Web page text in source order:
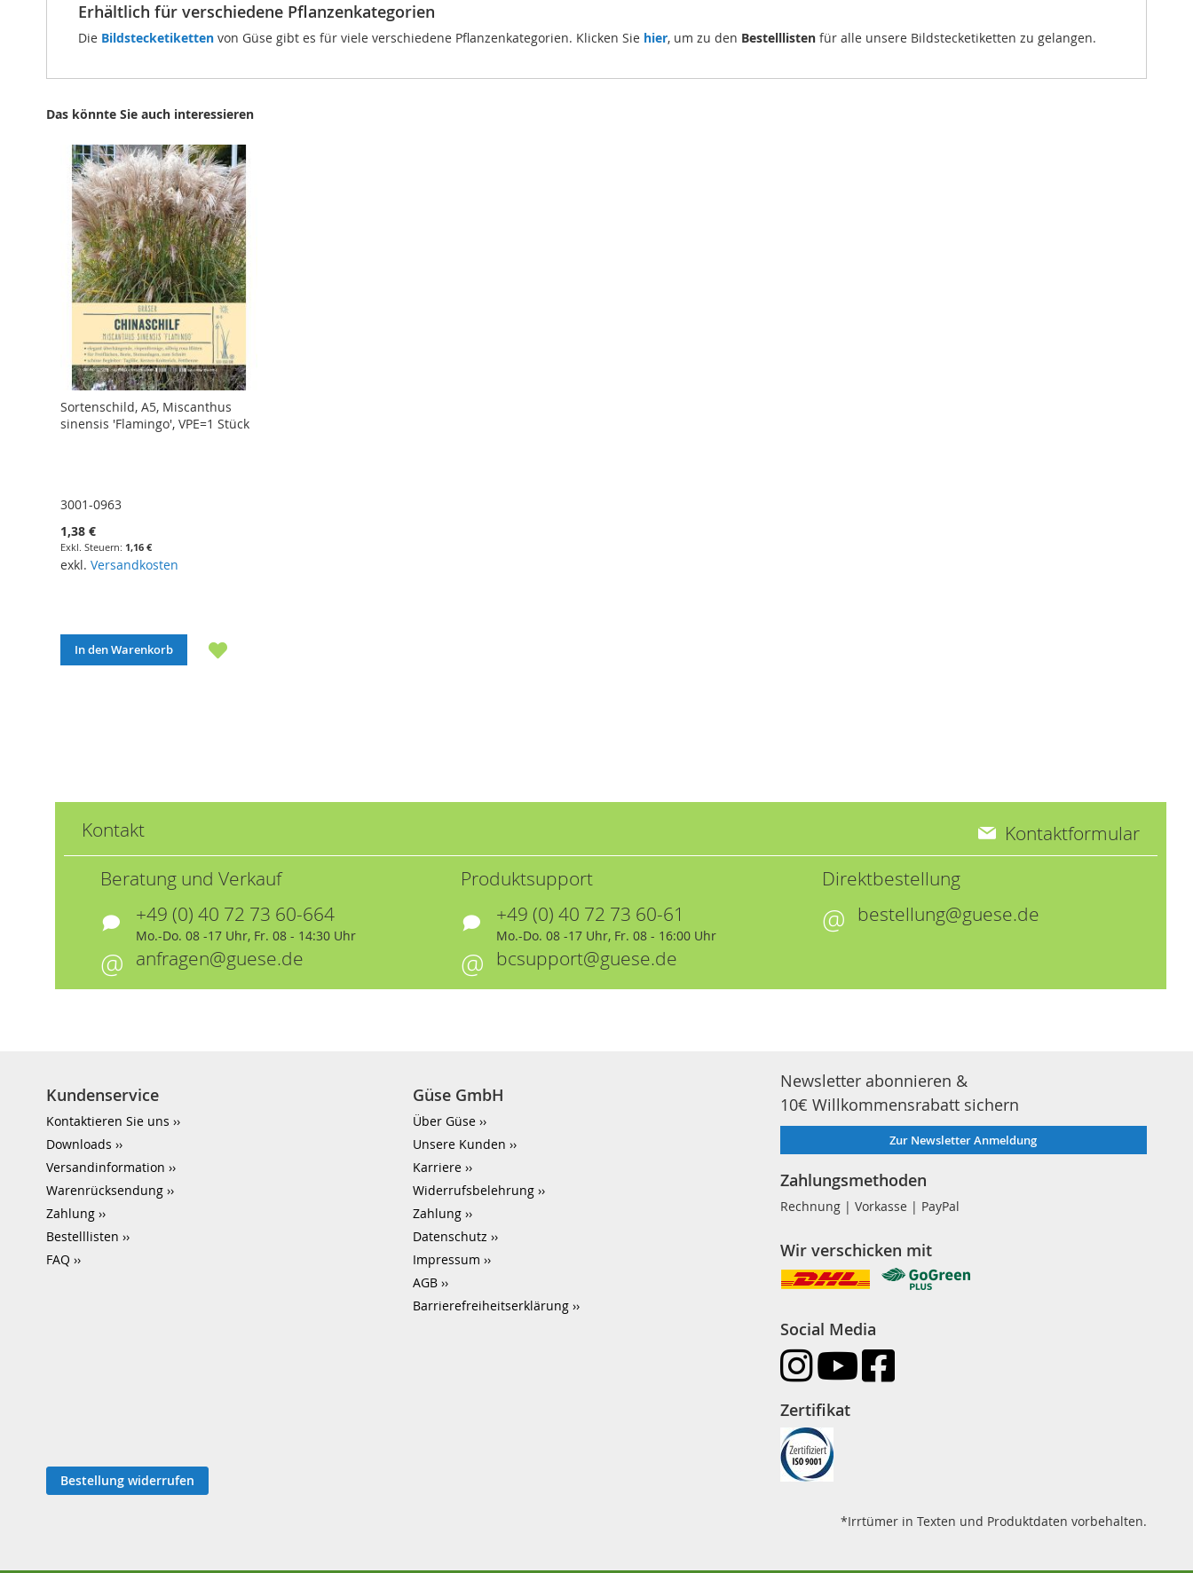
Erhältlich für verschiedene Pflanzenkategorien
Die Bildstecketiketten von Güse gibt es für viele verschiedene Pflanzenkategorien. Klicken Sie hier, um zu den Bestelllisten für alle unsere Bildstecketiketten zu gelangen.
Das könnte Sie auch interessieren
Sortenschild, A5, Miscanthus
sinensis 'Flamingo', VPE=1 Stück
3001-0963
1,38 €
1,16 €
exkl.Versandkosten
In den Warenkorb
Kontakt
Kontaktformular
Beratung und Verkauf
+49 (0) 40 72 73 60-664
Mo.-Do. 08 -17 Uhr, Fr. 08 - 14:30 Uhr
anfragen@guese.de
Produktsupport
+49 (0) 40 72 73 60-61
Mo.-Do. 08 -17 Uhr, Fr. 08 - 16:00 Uhr
bcsupport@guese.de
Direktbestellung
bestellung@guese.de
Kundenservice
Kontaktieren Sie uns
Downloads
Versandinformation
Warenrücksendung
Zahlung
Bestelllisten
FAQ
Güse GmbH
Über Güse
Unsere Kunden
Karriere
Widerrufsbelehrung
Zahlung
Datenschutz
Impressum
AGB
Barrierefreiheitserklärung
Newsletter abonnieren &
10€ Willkommensrabatt sichern
Zur Newsletter Anmeldung
Zahlungsmethoden
Rechnung | Vorkasse | PayPal
Wir verschicken mit
Social Media
Bestellung widerrufen
Zertifikat
*Irrtümer in Texten und Produktdaten vorbehalten.